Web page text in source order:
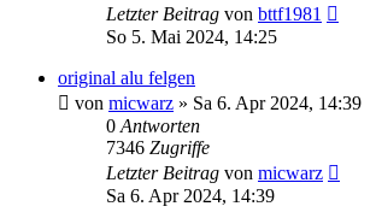
Letzter Beitrag von bttf1981
So 5. Mai 2024, 14:25
original alu felgen
von micwarz » Sa 6. Apr 2024, 14:39
0 Antworten
7346 Zugriffe
Letzter Beitrag von micwarz
Sa 6. Apr 2024, 14:39